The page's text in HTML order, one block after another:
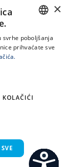
CROATIAN
×
svrhe poboljšanja
prihvaćate sve
KOLAČIĆI